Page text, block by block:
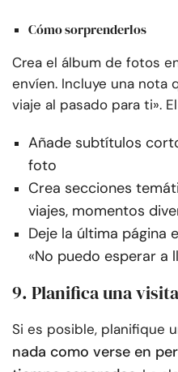
Cómo sorprenderlos
Crea el álbum de fotos
envíen. Incluye una nota
viaje al pasado para ti».
Añade subtítulos
foto
Crea secciones
viajes, momentos
Deje la última página
«No puedo esperar a
9. Planifica una
Si es posible, planifique
nada como verse en